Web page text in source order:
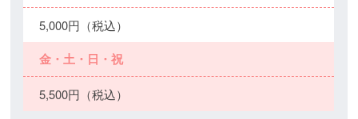
5,000円（税込）
金・土・日・祝
5,500円（税込）